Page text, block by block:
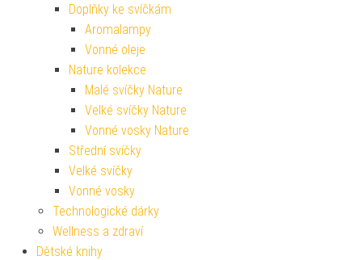
Doplňky ke svíčkám
Aromalampy
Vonné oleje
Nature kolekce
Malé svíčky Nature
Velké svíčky Nature
Vonné vosky Nature
Střední svíčky
Velké svíčky
Vonné vosky
Technologické dárky
Wellness a zdraví
Dětské knihy